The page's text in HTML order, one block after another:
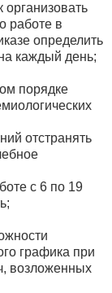
работе в
определить
каждый день;
порядке
отстранять
с 6 по 19
графика при
возложенных